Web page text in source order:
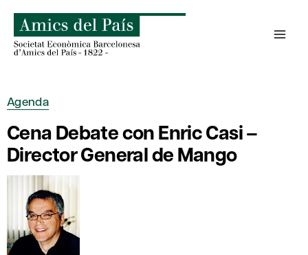
contenido
Agenda
Cena Debate con Enric Casi –
Director General de Mango